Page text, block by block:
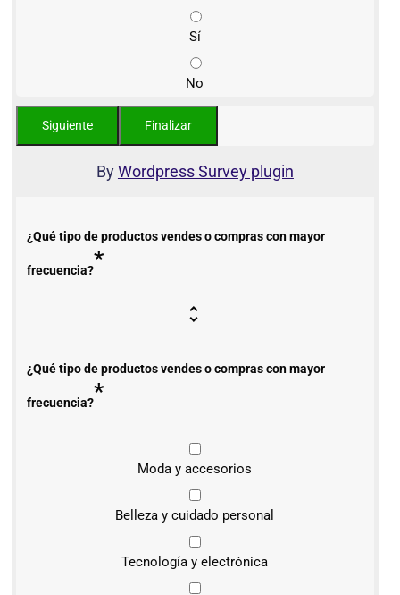
Sí
No
ByWordpress Survey plugin
¿Qué tipo de productos vendes o compras con mayor
frecuencia?*
¿Qué tipo de productos vendes o compras con mayor
frecuencia?*
Moda y accesorios
Belleza y cuidado personal
Tecnología y electrónica